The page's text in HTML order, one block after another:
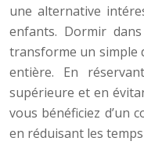
une alternative
enfants. Dormir
transforme un simple
entière. En
supérieure et en
vous bénéficiez d’un
en réduisant les